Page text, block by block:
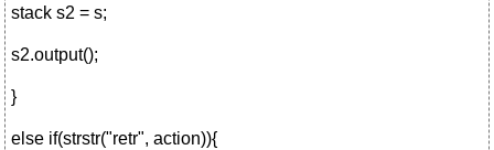
stack s2 = s;
s2.output();
}
else if(strstr("retr", action)){